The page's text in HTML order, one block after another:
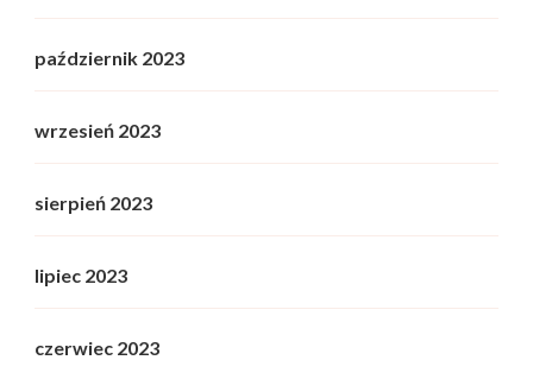
październik 2023
wrzesień 2023
sierpień 2023
lipiec 2023
czerwiec 2023